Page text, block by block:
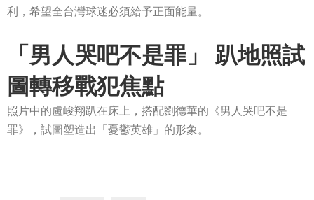
利，希望全台灣球迷必須給予正面能量。
「男人哭吧不是罪」 趴地照試
圖轉移戰犯焦點
照片中的盧峻翔趴在床上，搭配劉德華的《男人哭吧不是
罪》，試圖塑造出「憂鬱英雄」的形象。